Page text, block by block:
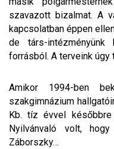
szavazott bizalmat. A
kapcsolatban éppen
de társ-intézményünk
forrásból. A terveink úgy
Amikor 1994-ben
szakgimnázium
Kb. tíz évvel
Nyilvánvaló volt,
Záborszky…